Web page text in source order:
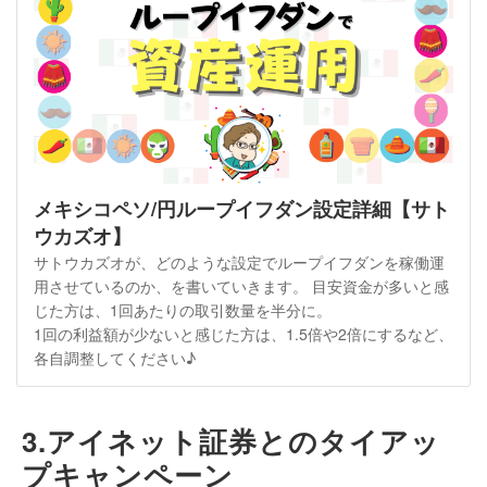
メキシコペソ/円ループイフダン設定詳細【サト
ウカズオ】
サトウカズオが、どのような設定でループイフダンを稼働運
用させているのか、を書いていきます。 目安資金が多いと感
じた方は、1回あたりの取引数量を半分に。
1回の利益額が少ないと感じた方は、1.5倍や2倍にするなど、
各自調整してください♪
3.アイネット証券とのタイアッ
プキャンペーン